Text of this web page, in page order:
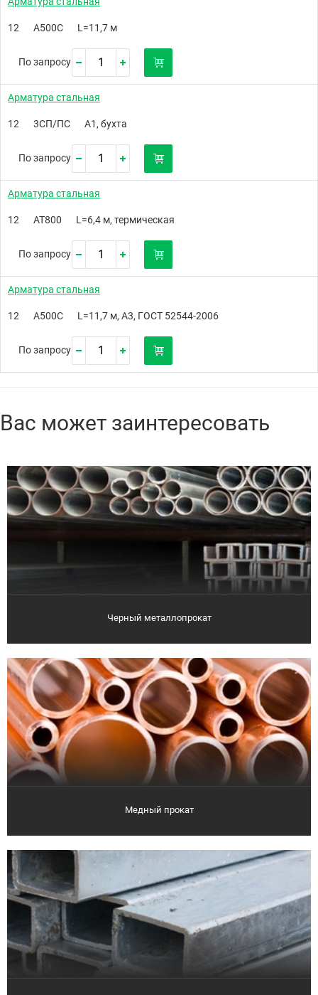
12 А500C L=11,7 м
По запросу
Арматура стальная
12 3СП/ПС А1, бухта
По запросу
Арматура стальная
12 АТ800 L=6,4 м, термическая
По запросу
Арматура стальная
12 А500С L=11,7 м, А3, ГОСТ 52544-2006
По запросу
Вас может заинтересовать
Черный металлопрокат
Медный прокат